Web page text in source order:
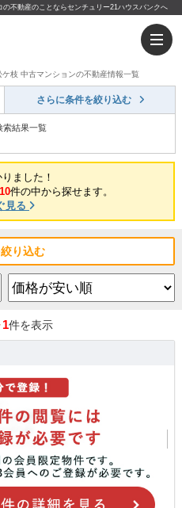
不動産のことならセンチュリー21ハウスバンクへ
枝 中古マンションの不動産情報一覧
さらに条件を絞り込む
索結果一覧
ました！
件の中から探せます。
見る
り込む
1件を表示